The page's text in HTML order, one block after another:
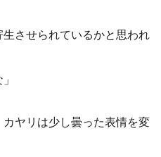
生させられているかと思われ
ヤリは少し曇った表情を変